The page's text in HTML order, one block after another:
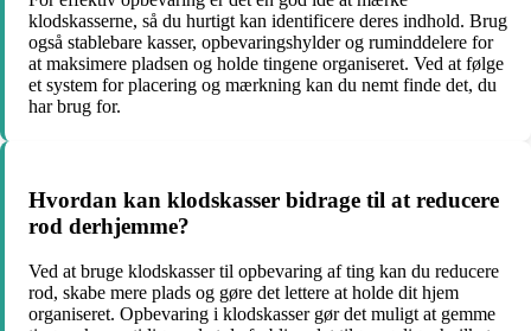
klodskasserne, så du hurtigt kan identificere deres indhold. Brug
også stablebare kasser, opbevaringshylder og ruminddelere for
at maksimere pladsen og holde tingene organiseret. Ved at følge
et system for placering og mærkning kan du nemt finde det, du
har brug for.
Hvordan kan klodskasser bidrage til at reducere
rod derhjemme?
Ved at bruge klodskasser til opbevaring af ting kan du reducere
rod, skabe mere plads og gøre det lettere at holde dit hjem
organiseret. Opbevaring i klodskasser gør det muligt at gemme